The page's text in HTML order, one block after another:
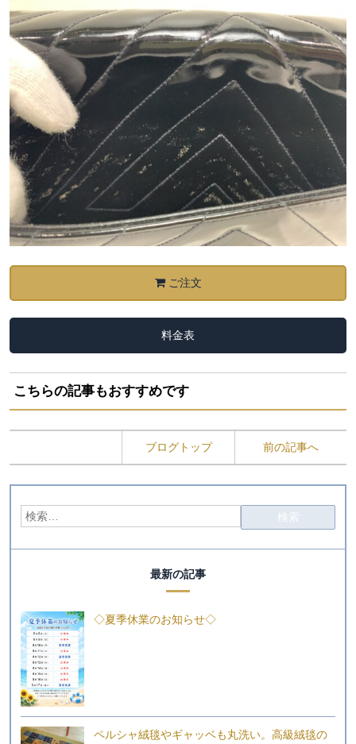
ご注文
料金表
こちらの記事もおすすめです
ブログトップ 前の記事へ
最新の記事
◇夏季休業のお知らせ◇
ペルシャ絨毯やギャッベも丸洗い。高級絨毯の